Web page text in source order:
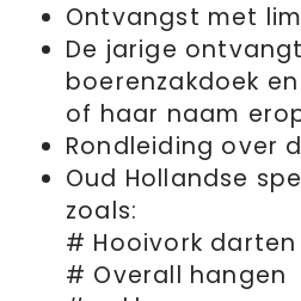
Ontvangst met
De jarige
boerenzakdoek
of haar naam
Rondleiding over
Oud Hollandse
zoals:
# Hooivork darten
# Overall hangen